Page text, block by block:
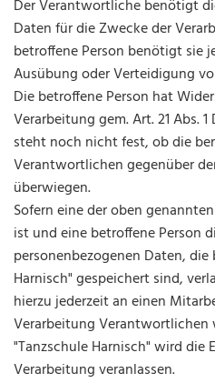
Der Verantwortliche benötigt
Daten für die Zwecke der
betroffene Person benötigt sie
Ausübung oder Verteidigung
Die betroffene Person hat
Verarbeitung gem. Art. 21 Abs.
steht noch nicht fest, ob die
Verantwortlichen gegenüber
überwiegen.
Sofern eine der oben
ist und eine betroffene Person
personenbezogenen Daten, die
Harnisch" gespeichert sind,
hierzu jederzeit an einen
Verarbeitung Verantwortlichen
"Tanzschule Harnisch" wird die
Verarbeitung veranlassen.